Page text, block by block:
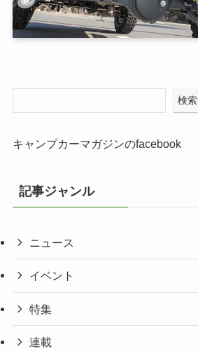
検索
キャンプカーマガジンのfacebook
記事ジャンル
ニュース
イベント
特集
連載